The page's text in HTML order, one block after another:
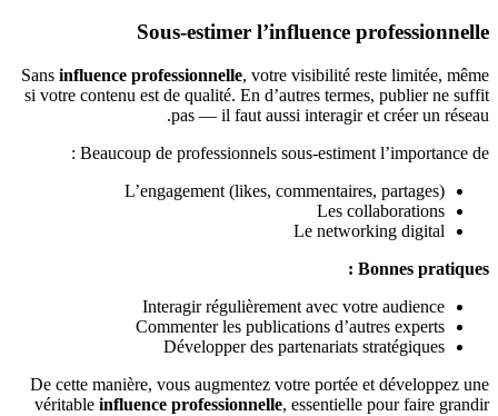
Sous-estimer l’influence professionnelle
Sans influence professionnelle, votre visibilité reste limitée, même
si votre contenu est de qualité. En d’autres termes, publier ne suffit
pas — il faut aussi interagir et créer un réseau.
Beaucoup de professionnels sous-estiment l’importance de :
L’engagement (likes, commentaires, partages)
Les collaborations
Le networking digital
Bonnes pratiques :
Interagir régulièrement avec votre audience
Commenter les publications d’autres experts
Développer des partenariats stratégiques
De cette manière, vous augmentez votre portée et développez une
véritable influence professionnelle, essentielle pour faire grandir